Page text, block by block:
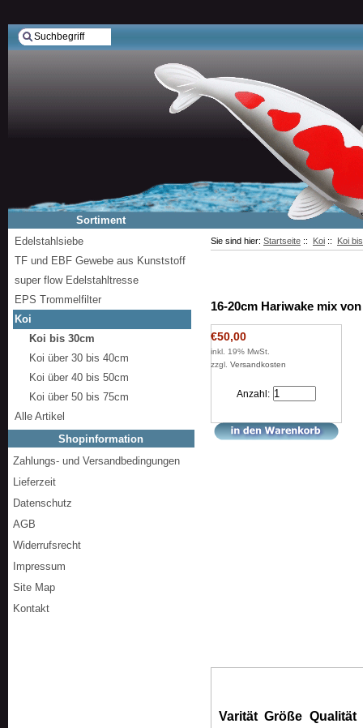
Sie sind hier: Startseite :: Koi :: Koi
16-20cm Hariwake mix
€50,00
inkl. 19% MwSt.
zzgl. Versandkosten
Anzahl:
Varität Größe Qualität
Sortiment
Edelstahlsiebe
TF und EBF Gewebe aus Kunststoff
super flow Edelstahltresse
EPS Trommelfilter
Koi
Koi bis 30cm
Koi über 30 bis 40cm
Koi über 40 bis 50cm
Koi über 50 bis 75cm
Alle Artikel
Shopinformation
Zahlungs- und Versandbedingungen
Lieferzeit
Datenschutz
AGB
Widerrufsrecht
Impressum
Site Map
Kontakt